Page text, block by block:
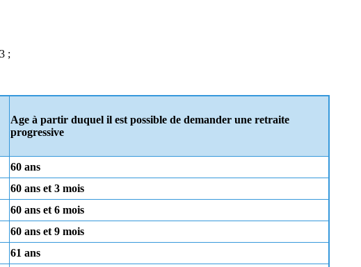
;
Age à partir duquel il est possible de demander une retraite
progressive
60 ans
60 ans et 3 mois
60 ans et 6 mois
60 ans et 9 mois
61 ans